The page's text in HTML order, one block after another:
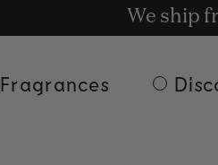
Besplatna
We ship
Get
Fragrances